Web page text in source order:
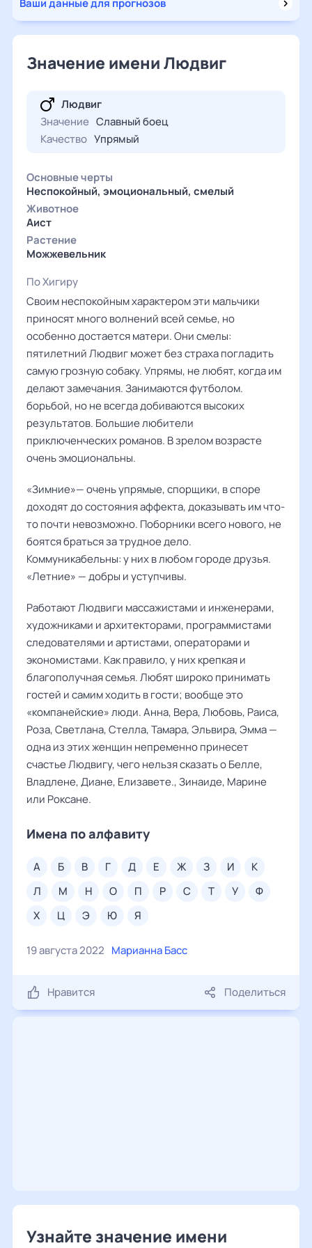
Ваши данные для прогнозов
Значение имени Людвиг
Людвиг
Значение Славный боец
Качество Упрямый
Основные черты
Неспокойный, эмоциональный, смелый
Животное
Аист
Растение
Можжевельник
По Хигиру
Своим неспокойным характером эти мальчики
приносят много волнений всей семье, но
особенно достается матери. Они смелы:
пятилетний Людвиг может без страха погладить
самую грозную собаку. Упрямы, не любят, когда им
делают замечания. Занимаются футболом.
борьбой, но не всегда добиваются высоких
результатов. Большие любители
приключенческих романов. В зрелом возрасте
очень эмоциональны.
«Зимние»— очень упрямые, спорщики, в споре
доходят до состояния аффекта, доказывать им что-
то почти невозможно. Поборники всего нового, не
боятся браться за трудное дело.
Коммуникабельны: у них в любом городе друзья.
«Летние» — добры и уступчивы.
Работают Людвиги массажистами и инженерами,
художниками и архитекторами, программистами
следователями и артистами, операторами и
экономистами. Как правило, у них крепкая и
благополучная семья. Любят широко принимать
гостей и самим ходить в гости; вообще это
«компанейские» люди. Анна, Вера, Любовь, Раиса,
Роза, Светлана, Стелла, Тамара, Эльвира, Эмма —
одна из этих женщин непременно принесет
счастье Людвигу, чего нельзя сказать о Белле,
Владлене, Диане, Елизавете., Зинаиде, Марине
или Роксане.
Имена по алфавиту
а б в г д е ж з и
к
л
м н о п р с т у
ф
х
ц э ю я
19 августа 2022 Марианна Басс
Нравится Поделиться
Узнайте значение имени